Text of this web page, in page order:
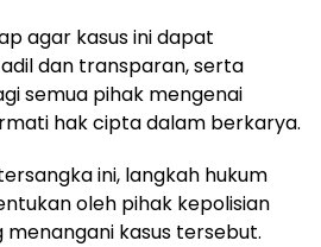
agar kasus ini dapat
dan transparan, serta
semua pihak mengenai
hak cipta dalam berkarya.
ini, langkah hukum
oleh pihak kepolisian
kasus tersebut.